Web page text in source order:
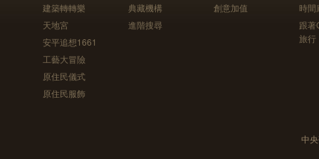
建築轉轉樂
天地宮
安平追想1661
工藝大冒險
原住民儀式
原住民服飾
典藏機構
進階搜尋
創意加值
時間
跟
旅行
中